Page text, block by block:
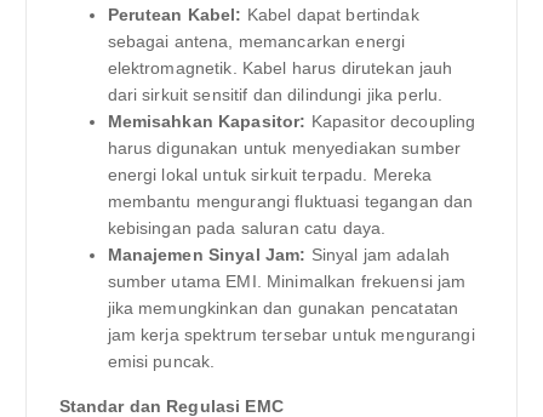
Perutean Kabel: Kabel dapat bertindak
sebagai antena, memancarkan energi
elektromagnetik. Kabel harus dirutekan jauh
dari sirkuit sensitif dan dilindungi jika perlu.
Memisahkan Kapasitor: Kapasitor decoupling
harus digunakan untuk menyediakan sumber
energi lokal untuk sirkuit terpadu. Mereka
membantu mengurangi fluktuasi tegangan dan
kebisingan pada saluran catu daya.
Manajemen Sinyal Jam: Sinyal jam adalah
sumber utama EMI. Minimalkan frekuensi jam
jika memungkinkan dan gunakan pencatatan
jam kerja spektrum tersebar untuk mengurangi
emisi puncak.
Standar dan Regulasi EMC